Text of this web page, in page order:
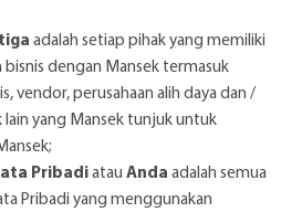
adalah setiap pihak yang memiliki
dengan Mansek termasuk
vendor, perusahaan alih daya dan /
lain yang Mansek tunjuk untuk
Pribadiatau Anda adalah semua
Pribadi yang menggunakan